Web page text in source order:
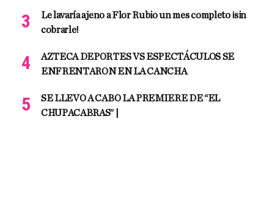
Le lavaría ajeno a Flor Rubio un mes completo ¡sin
cobrarle!
AZTECA DEPORTES VS ESPECTÁCULOS SE
ENFRENTARON EN LA CANCHA
SE LLEVO A CABO LA PREMIERE DE “EL
CHUPACABRAS” |